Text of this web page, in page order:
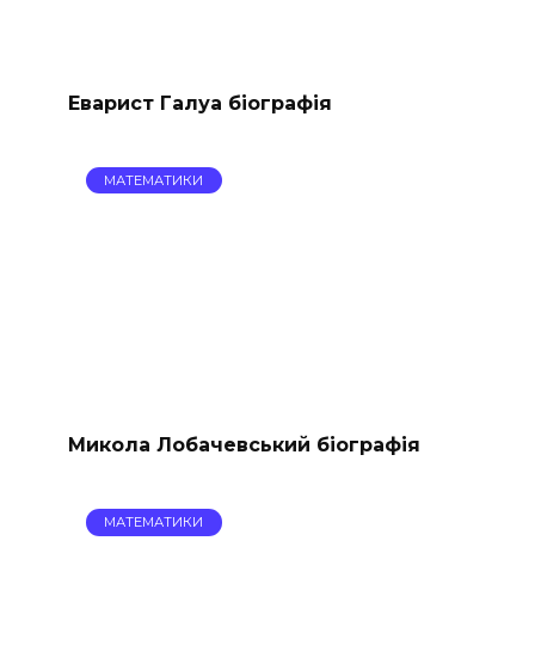
Еварист Галуа біографія
МАТЕМАТИКИ
Микола Лобачевський біографія
МАТЕМАТИКИ